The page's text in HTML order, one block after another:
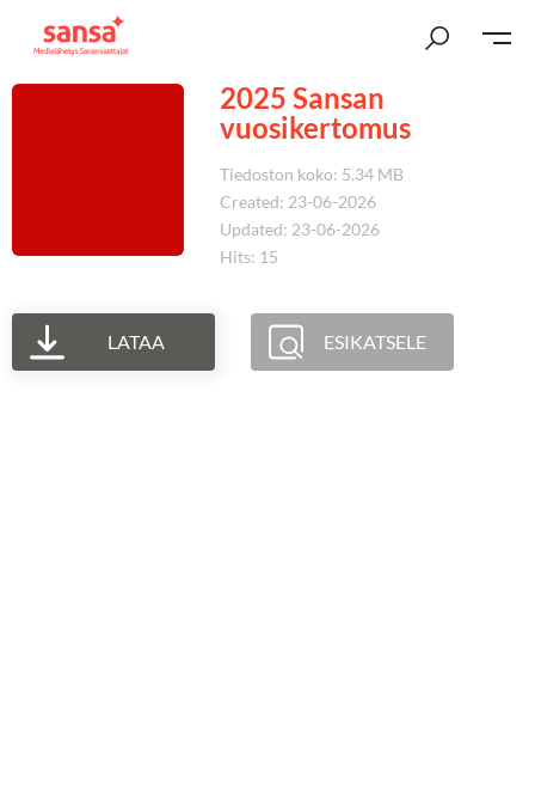
2025 Sansan
vuosikertomus
Tiedoston koko: 5.34 MB
Created: 23-06-2026
Updated: 23-06-2026
Hits: 15
LATAA ESIKATSELE